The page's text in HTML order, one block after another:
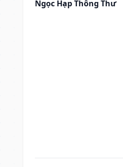
Ngọc Hạp Thông Thư